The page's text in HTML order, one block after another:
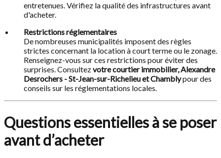
entretenues. Vérifiez la qualité des infrastructures avant
d'acheter.
Restrictions réglementaires
De nombreuses municipalités imposent des règles
strictes concernant la location à court terme ou le zonage.
Renseignez-vous sur ces restrictions pour éviter des
surprises. Consultezvotre courtier immobilier, Alexandre
Desrochers - St-Jean-sur-Richelieu et Chamblypour des
conseils sur les réglementations locales.
Questions essentielles à se poser
avant d’acheter